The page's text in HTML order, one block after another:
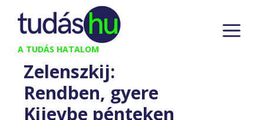
Kilépés
tartalomba
A TUDÁS HATALOM
Zelenszkij:
Rendben, gyere
Kijevbe pénteken